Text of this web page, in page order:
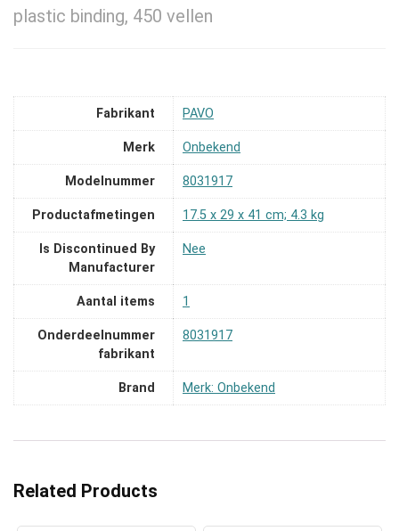
plastic binding, 450 vellen
Fabrikant ‎PAVO
Merk ‎Onbekend
Modelnummer ‎8031917
Productafmetingen ‎17.5 x 29 x 41 cm; 4.3 kg
Is Discontinued By
Manufacturer
‎Nee
Aantal items ‎1
Onderdeelnummer
fabrikant
‎8031917
Brand Merk: Onbekend
Related Products